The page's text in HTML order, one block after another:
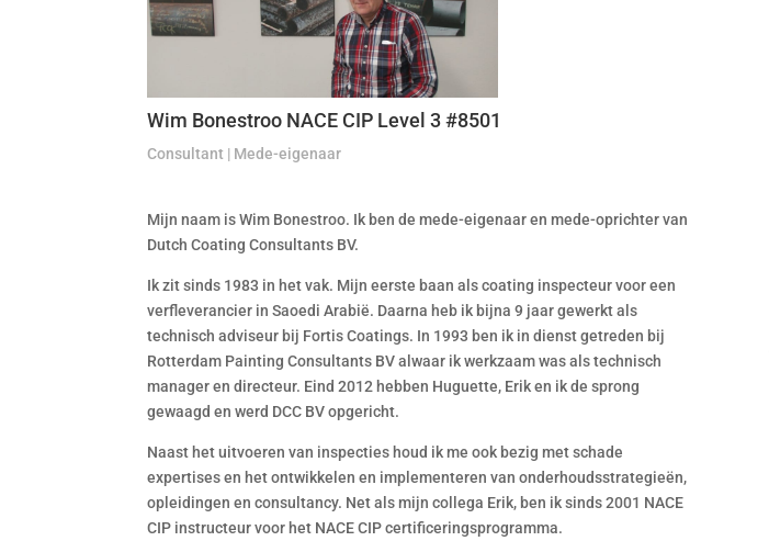
Wim Bonestroo NACE CIP Level 3 #8501
Consultant | Mede-eigenaar
Mijn naam is Wim Bonestroo. Ik ben de mede-eigenaar en mede-oprichter van
Dutch Coating Consultants BV.
Ik zit sinds 1983 in het vak. Mijn eerste baan als coating inspecteur voor een
verfleverancier in Saoedi Arabië. Daarna heb ik bijna 9 jaar gewerkt als
technisch adviseur bij Fortis Coatings. In 1993 ben ik in dienst getreden bij
Rotterdam Painting Consultants BV alwaar ik werkzaam was als technisch
manager en directeur. Eind 2012 hebben Huguette, Erik en ik de sprong
gewaagd en werd DCC BV opgericht.
Naast het uitvoeren van inspecties houd ik me ook bezig met schade
expertises en het ontwikkelen en implementeren van onderhoudsstrategieën,
opleidingen en consultancy. Net als mijn collega Erik, ben ik sinds 2001 NACE
CIP instructeur voor het NACE CIP certificeringsprogramma.